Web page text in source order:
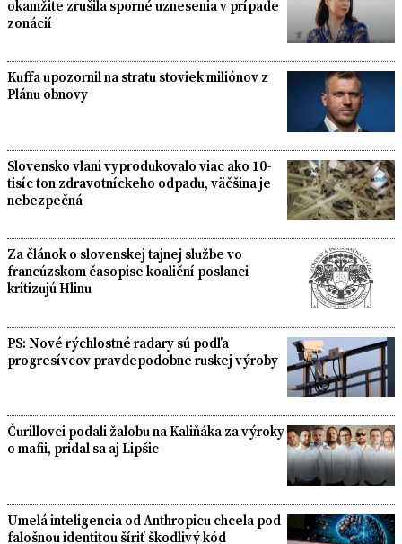
okamžite zrušila sporné uznesenia v prípade
zonácií
Kuffa upozornil na stratu stoviek miliónov z
Plánu obnovy
Slovensko vlani vyprodukovalo viac ako 10-
tisíc ton zdravotníckeho odpadu, väčšina je
nebezpečná
Za článok o slovenskej tajnej službe vo
francúzskom časopise koaliční poslanci
kritizujú Hlinu
PS: Nové rýchlostné radary sú podľa
progresívcov pravdepodobne ruskej výroby
Čurillovci podali žalobu na Kaliňáka za výroky
o mafii, pridal sa aj Lipšic
Umelá inteligencia od Anthropicu chcela pod
falošnou identitou šíriť škodlivý kód